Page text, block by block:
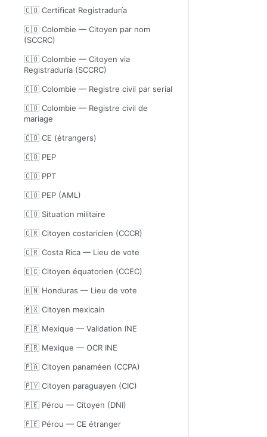
🇨🇴 Certificat Registraduría
🇨🇴 Colombie — Citoyen par nom
(SCCRC)
🇨🇴 Colombie — Citoyen via
Registraduría (SCCRC)
🇨🇴 Colombie — Registre civil par serial
🇨🇴 Colombie — Registre civil de
mariage
🇨🇴 CE (étrangers)
🇨🇴 PEP
🇨🇴 PPT
🇨🇴 PEP (AML)
🇨🇴 Situation militaire
🇨🇷 Citoyen costaricien (CCCR)
🇨🇷 Costa Rica — Lieu de vote
🇪🇨 Citoyen équatorien (CCEC)
🇭🇳 Honduras — Lieu de vote
🇲🇽 Citoyen mexicain
🇫🇷 Mexique — Validation INE
🇫🇷 Mexique — OCR INE
🇵🇦 Citoyen panaméen (CCPA)
🇵🇾 Citoyen paraguayen (CIC)
🇵🇪 Pérou — Citoyen (DNI)
🇵🇪 Pérou — CE étranger